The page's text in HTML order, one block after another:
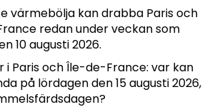
värmebölja kan drabba Paris och
redan under veckan som
10 augusti 2026.
i Paris och Île-de-France: var kan
på lördagen den 15 augusti 2026,